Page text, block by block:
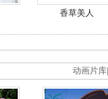
香草美人
动画片库